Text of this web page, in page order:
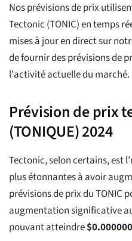
Nos prévisions de prix
Tectonic (TONIC) en temps
mises à jour en direct sur
de fournir des prévisions de
l'activité actuelle du marché.
Prévision de prix
(TONIQUE) 2024
Tectonic, selon certains, est
plus étonnantes à avoir
prévisions de prix du TONIC
augmentation significative
pouvant atteindre$